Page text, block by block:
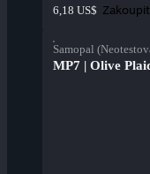
6,18 US$ Zakoupit
Samopal
MP7 | Olive